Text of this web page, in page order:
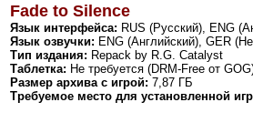
Fade to Silence
Язык интерфейса: RUS (Русский), ENG
Язык озвучки: ENG (Английский), GER
Тип издания: Repack by R.G. Catalyst
Таблетка: Не требуется (DRM-Free от
Размер архива с игрой: 7,87 ГБ
Требуемое место для установленной